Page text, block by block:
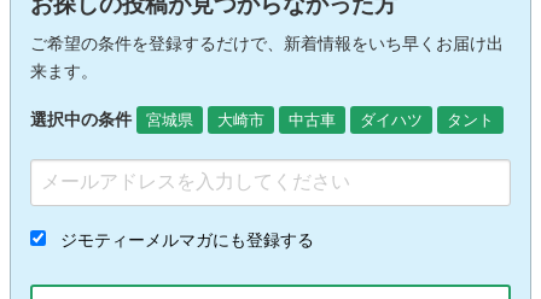
ご希望の条件を登録するだけで、新着情報をいち早くお届け出
来ます。
選択中の条件 宮城県 大崎市 中古車 ダイハツ タント
ジモティーメルマガにも登録する